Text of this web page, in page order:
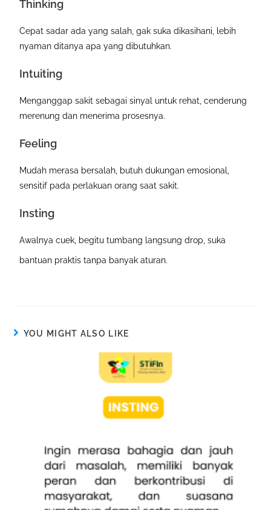
Thinking
Cepat sadar ada yang salah, gak suka dikasihani, lebih
nyaman ditanya apa yang dibutuhkan.
Intuiting
Menganggap sakit sebagai sinyal untuk rehat, cenderung
merenung dan menerima prosesnya.
Feeling
Mudah merasa bersalah, butuh dukungan emosional,
sensitif pada perlakuan orang saat sakit.
Insting
Awalnya cuek, begitu tumbang langsung drop, suka
bantuan praktis tanpa banyak aturan.
YOU MIGHT ALSO LIKE